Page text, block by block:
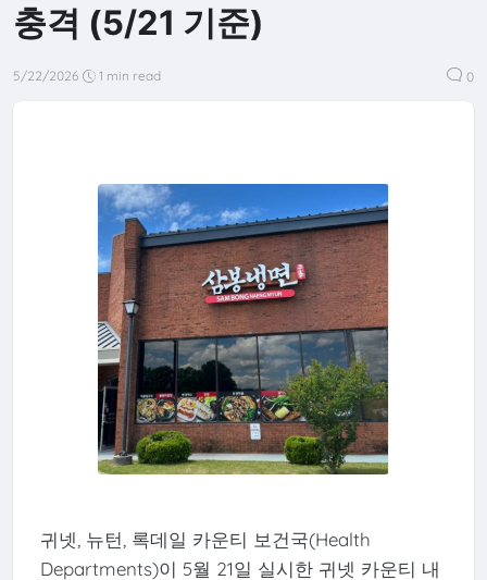
충격 (5/21 기준)
5/22/2026 1 min read 0
귀넷, 뉴턴, 록데일 카운티 보건국(Health
Departments)이 5월 21일 실시한 귀넷 카운티 내